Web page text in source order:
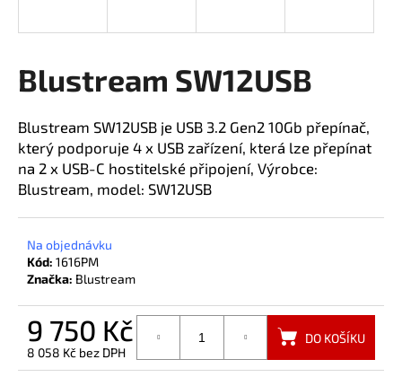
Blustream SW12USB
Blustream SW12USB je USB 3.2 Gen2 10Gb přepínač,
který podporuje 4 x USB zařízení, která lze přepínat
na 2 x USB-C hostitelské připojení, Výrobce:
Blustream, model: SW12USB
Na objednávku
Kód: 1616PM
Značka: Blustream
9 750 Kč
8 058 Kč bez DPH
Měrná
DO KOŠÍKU
í
t
?